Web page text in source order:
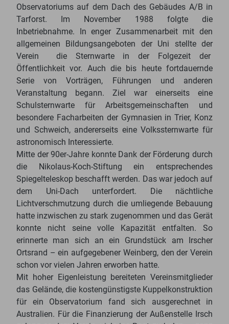
Observatoriums auf dem Dach des Gebäudes A/B in
Tarforst. Im November 1988 folgte die
Inbetriebnahme. In enger Zusammenarbeit mit den
allgemeinen Bildungsangeboten der Uni stellte der
Verein die Sternwarte in der Folgezeit der
Öffentlichkeit vor. Auch die bis heute fortdauernde
Serie von Vorträgen, Führungen und anderen
Veranstaltung begann. Ziel war einerseits eine
Schulsternwarte für Arbeitsgemeinschaften und
besondere Facharbeiten der Gymnasien in Trier, Konz
und Schweich, andererseits eine Volkssternwarte für
astronomisch Interessierte.
Mitte der 90er-Jahre konnte Dank der Förderung durch
die Nikolaus-Koch-Stiftung ein entsprechendes
Spiegelteleskop beschafft werden. Das war jedoch auf
dem Uni-Dach unterfordert. Die nächtliche
Lichtverschmutzung durch die umliegende Bebauung
hatte inzwischen zu stark zugenommen und das Gerät
konnte nicht seine volle Kapazität entfalten. So
erinnerte man sich an ein Grundstück am Irscher
Ortsrand – ein aufgegebener Weinberg, den der Verein
schon vor vielen Jahren erworben hatte.
Mit hoher Eigenleistung bereiteten Vereinsmitglieder
das Gelände, die kostengünstigste Kuppelkonstruktion
für ein Observatorium fand sich ausgerechnet in
Australien. Für die Finanzierung der Außenstelle Irsch